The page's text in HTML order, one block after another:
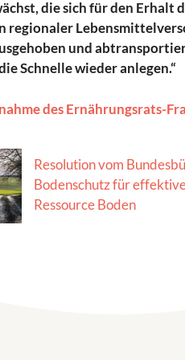
die sich für den Erhalt
regionaler
und
Schnelle wieder anlegen.“
des Ernährungsrats-
Resolution vom
Bodenschutz für
Ressource Boden